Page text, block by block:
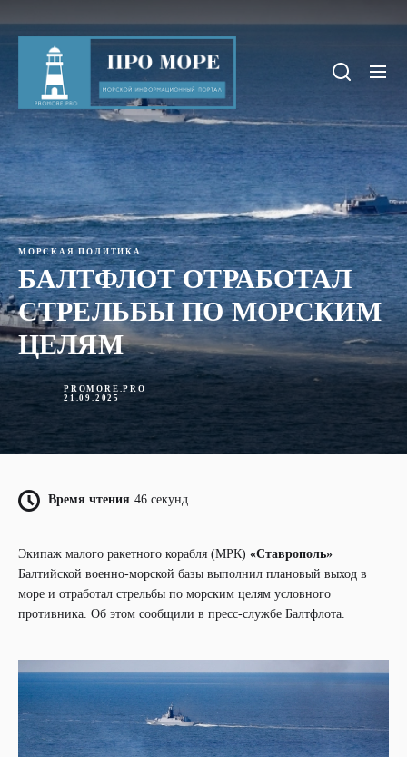
МОРСКАЯ ПОЛИТИКА
БАЛТФЛОТ ОТРАБОТАЛ
СТРЕЛЬБЫ ПО МОРСКИМ
ЦЕЛЯМ
PROMORE.PRO
21.09.2025
море
Время чтения 46 секунд
Экипаж малого ракетного корабля (МРК) «Ставрополь»
Балтийской военно-морской базы выполнил плановый выход в
море и отработал стрельбы по морским целям условного
противника. Об этом сообщили в пресс-службе Балтфлота.